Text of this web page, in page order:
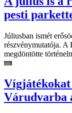
pesti
Júliusban ismét
részvénymutatója.
megdöntötte
Várudvarba